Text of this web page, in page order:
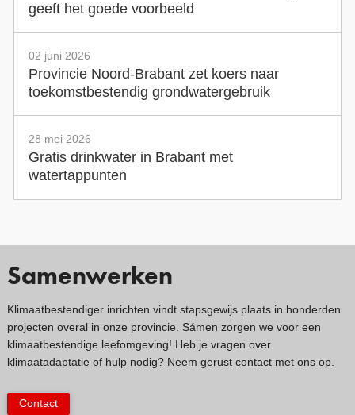
geeft het goede voorbeeld
02 juni 2026
Provincie Noord-Brabant zet koers naar
toekomstbestendig grondwatergebruik
28 mei 2026
Gratis drinkwater in Brabant met
watertappunten
Samenwerken
Klimaatbestendiger inrichten vindt stapsgewijs plaats in honderden
projecten overal in onze provincie. Sámen zorgen we voor een
klimaatbestendige leefomgeving! Heb je vragen over
klimaatadaptatie of hulp nodig? Neem gerust contact met ons op.
Contact